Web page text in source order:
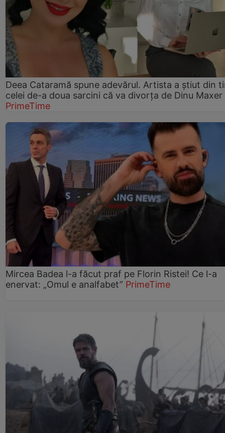
Deea Cataramă spune adevărul. Artista a știut din
celei de-a doua sarcini că va divorța de Dinu Maxer
PrimeTime
Mircea Badea l-a făcut praf pe Florin Ristei! Ce l-a
enervat: „Omul e analfabet” PrimeTime